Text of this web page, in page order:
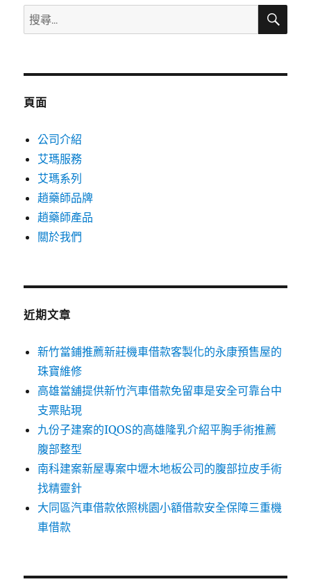
搜
尋
鍵
搜
頁面
公司介紹
艾瑪服務
艾瑪系列
趙藥師品牌
趙藥師產品
關於我們
近期文章
新竹當鋪推薦新莊機車借款客製化的永康預售屋的
珠寶維修
高雄當舖提供新竹汽車借款免留車是安全可靠台中
支票貼現
九份子建案的IQOS的高雄隆乳介紹平胸手術推薦
腹部整型
南科建案新屋專案中壢木地板公司的腹部拉皮手術
找精靈針
大同區汽車借款依照桃園小額借款安全保障三重機
車借款